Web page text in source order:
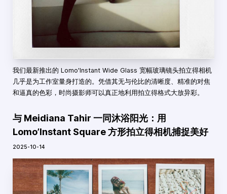
我们最新推出的 Lomo'Instant Wide Glass 宽幅玻璃镜头拍立得相机
几乎是为工作室量身打造的。凭借其无与伦比的清晰度、精准的对焦
和逼真的色彩，时尚摄影师可以真正地利用拍立得格式大放异彩。
与 Meidiana Tahir 一同沐浴阳光：用
Lomo’Instant Square 方形拍立得相机捕捉美好
2025-10-14